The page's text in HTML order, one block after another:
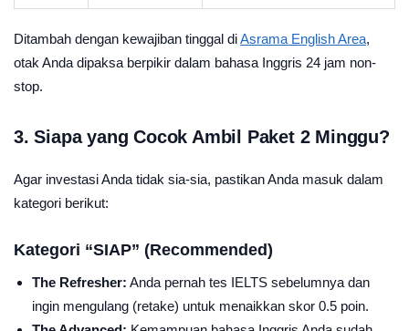
Ditambah dengan kewajiban tinggal diAsrama English Area,
otak Anda dipaksa berpikir dalam bahasa Inggris 24 jam non-
stop.
3. Siapa yang Cocok Ambil Paket 2 Minggu?
Agar investasi Anda tidak sia-sia, pastikan Anda masuk dalam
kategori berikut:
Kategori “SIAP” (Recommended)
The Refresher: Anda pernah tes IELTS sebelumnya dan
ingin mengulang (retake) untuk menaikkan skor 0.5 poin.